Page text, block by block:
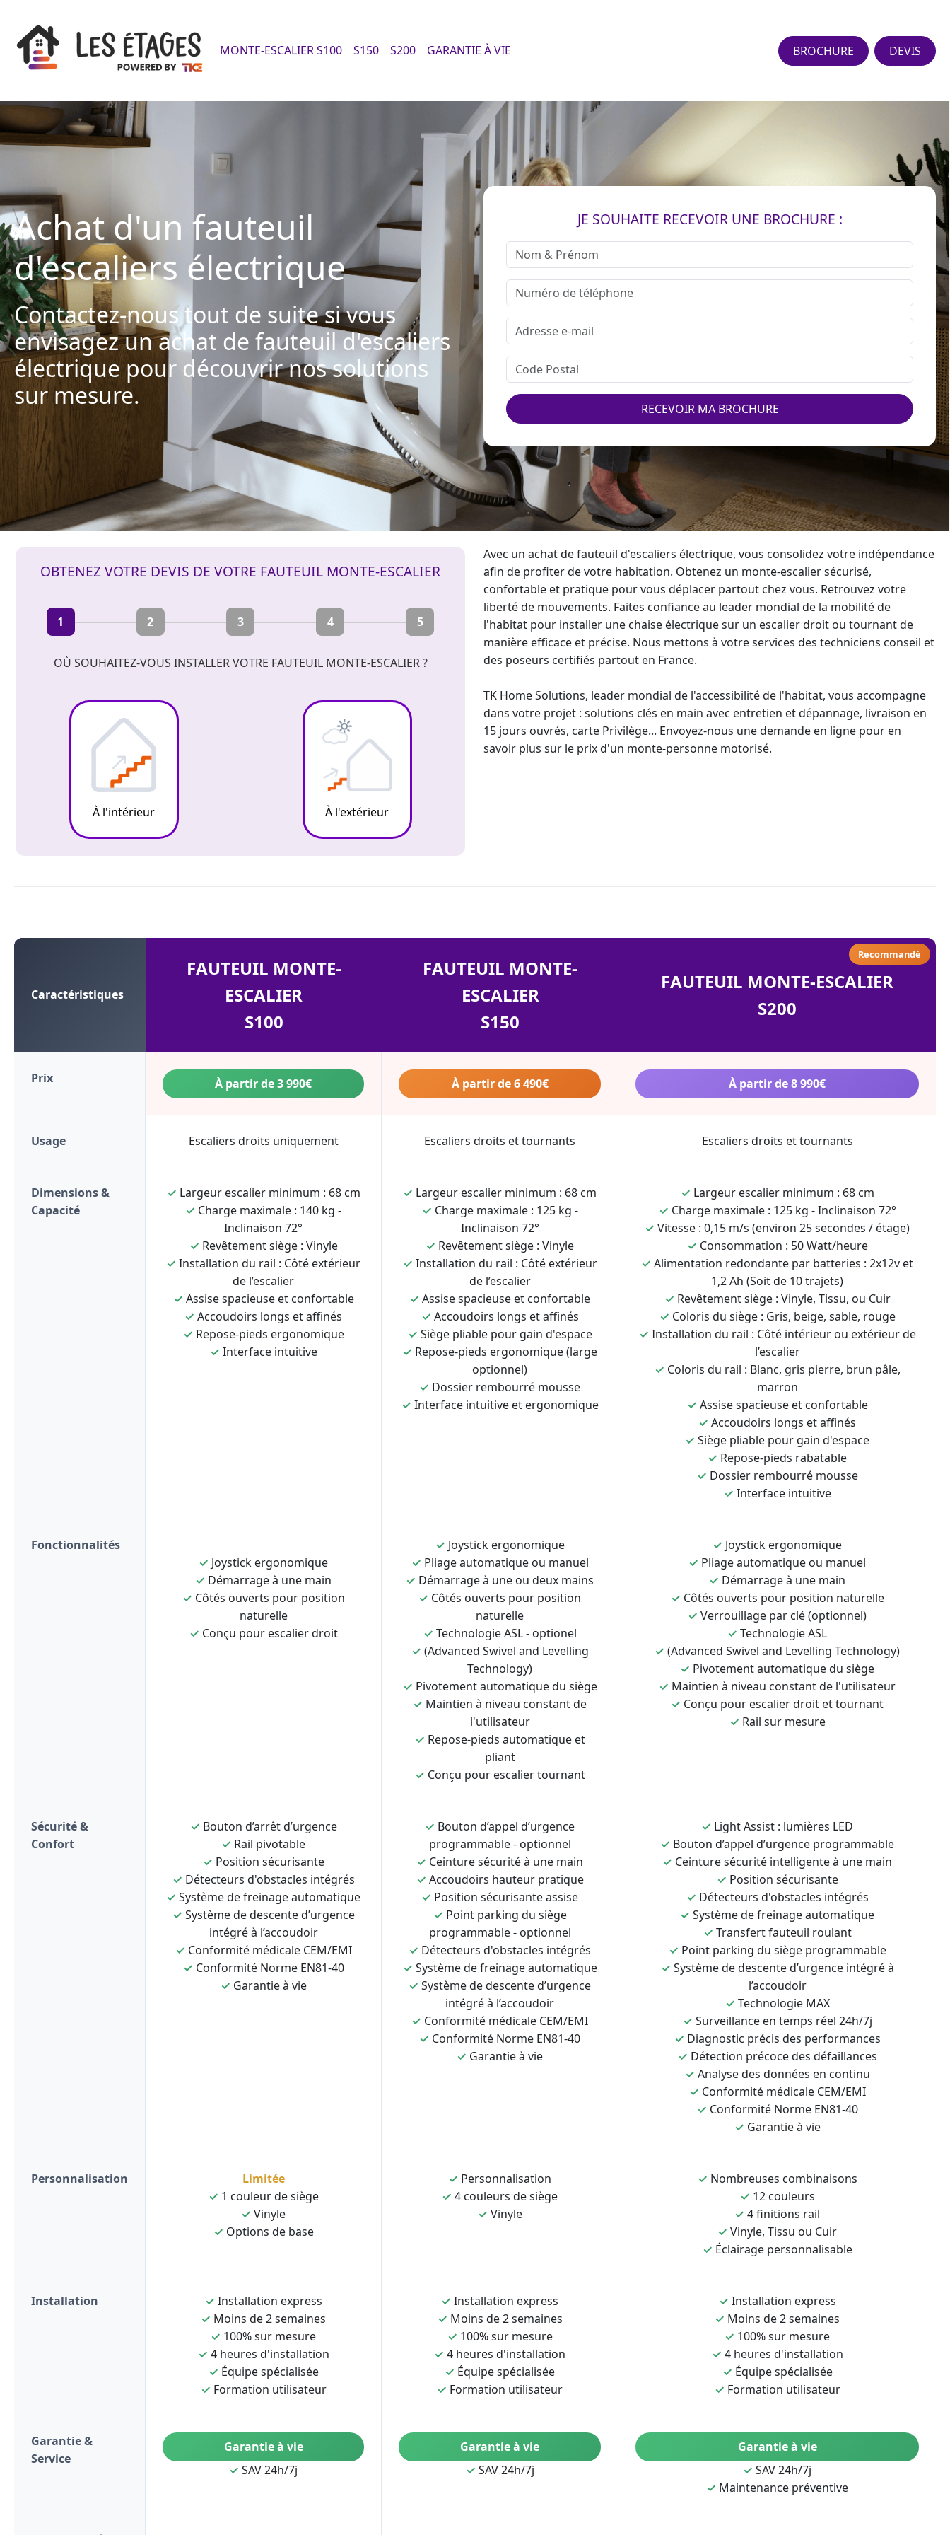
MONTE-ESCALIER S100 S150 S200 GARANTIE À VIE BROCHURE DEVIS
Achat d'un fauteuil
d'escaliers électrique
Contactez-nous tout de suite si vous
envisagez un achat de fauteuil d'escaliers
électrique pour découvrir nos solutions
sur mesure.
JE SOUHAITE RECEVOIR UNE BROCHURE :
RECEVOIR MA BROCHURE
OBTENEZ VOTRE DEVIS DE VOTRE FAUTEUIL MONTE-ESCALIER
1 2 3 4 5
OÙ SOUHAITEZ-VOUS INSTALLER VOTRE FAUTEUIL MONTE-ESCALIER ?
À l'intérieur À l'extérieur
Avec un achat de fauteuil d'escaliers électrique, vous consolidez votre indépendance
afin de profiter de votre habitation. Obtenez un monte-escaliersécurisé,
confortable et pratique pour vous déplacer partout chez vous. Retrouvez votre
liberté de mouvements. Faites confiance au leader mondial de la mobilité de
l'habitat pour installer une chaise électrique sur un escalierdroit ou tournant de
manière efficace et précise. Nous mettons à votre services des techniciens conseil et
des poseurs certifiés partout en France.
TK Home Solutions, leader mondial de l'accessibilité de l'habitat, vous accompagne
dans votre projet : solutions clés en main avec entretien et dépannage, livraison en
15 jours ouvrés, carte Privilège... Envoyez-nous une demande en ligne pour en
savoir plus sur le prix d'un monte-personne motorisé.
Caractéristiques
FAUTEUIL MONTE-
ESCALIER
S100
FAUTEUIL MONTE-
ESCALIER
S150
FAUTEUIL MONTE-ESCALIER
S200
Recommandé
Prix À partir de 3 990€ À partir de 6 490€ À partir de 8 990€
Usage Escaliers droits uniquement Escaliers droits et tournants Escaliers droits et tournants
Dimensions &
Capacité
✓ Largeur escalier minimum : 68 cm
✓ Charge maximale : 140 kg -
Inclinaison 72°
✓ Revêtement siège : Vinyle
✓ Installation du rail : Côté extérieur
de l’escalier
✓ Assise spacieuse et confortable
✓ Accoudoirs longs et affinés
✓ Repose-pieds ergonomique
✓ Interface intuitive
✓ Largeur escalier minimum : 68 cm
✓ Charge maximale : 125 kg -
Inclinaison 72°
✓ Revêtement siège : Vinyle
✓ Installation du rail : Côté extérieur
de l’escalier
✓ Assise spacieuse et confortable
✓ Accoudoirs longs et affinés
✓ Siège pliable pour gain d'espace
✓ Repose-pieds ergonomique (large
optionnel)
✓ Dossier rembourré mousse
✓ Interface intuitive et ergonomique
✓ Largeur escalier minimum : 68 cm
✓ Charge maximale : 125 kg - Inclinaison 72°
✓ Vitesse : 0,15 m/s (environ 25 secondes / étage)
✓ Consommation : 50 Watt/heure
✓ Alimentation redondante par batteries : 2x12v et
1,2 Ah (Soit de 10 trajets)
✓ Revêtement siège : Vinyle, Tissu, ou Cuir
✓ Coloris du siège : Gris, beige, sable, rouge
✓ Installation du rail : Côté intérieur ou extérieur de
l’escalier
✓ Coloris du rail : Blanc, gris pierre, brun pâle,
marron
✓ Assise spacieuse et confortable
✓ Accoudoirs longs et affinés
✓ Siège pliable pour gain d'espace
✓ Repose-pieds rabatable
✓ Dossier rembourré mousse
✓ Interface intuitive
Fonctionnalités
✓ Joystick ergonomique
✓ Démarrage à une main
✓ Côtés ouverts pour position
naturelle
✓ Conçu pour escalier droit
✓ Joystick ergonomique
✓ Pliage automatique ou manuel
✓ Démarrage à une ou deux mains
✓ Côtés ouverts pour position
naturelle
✓ Technologie ASL - optionel
✓ (Advanced Swivel and Levelling
Technology)
✓ Pivotement automatique du siège
✓ Maintien à niveau constant de
l'utilisateur
✓ Repose-pieds automatique et
pliant
✓ Conçu pour escalier tournant
✓ Joystick ergonomique
✓ Pliage automatique ou manuel
✓ Démarrage à une main
✓ Côtés ouverts pour position naturelle
✓ Verrouillage par clé (optionnel)
✓ Technologie ASL
✓ (Advanced Swivel and Levelling Technology)
✓ Pivotement automatique du siège
✓ Maintien à niveau constant de l'utilisateur
✓ Conçu pour escalier droit et tournant
✓ Rail sur mesure
Sécurité &
Confort
✓ Bouton d’arrêt d’urgence
✓ Rail pivotable
✓ Position sécurisante
✓ Détecteurs d'obstacles intégrés
✓ Système de freinage automatique
✓ Système de descente d’urgence
intégré à l’accoudoir
✓ Conformité médicale CEM/EMI
✓ Conformité Norme EN81-40
✓ Garantie à vie
✓ Bouton d’appel d’urgence
programmable - optionnel
✓ Ceinture sécurité à une main
✓ Accoudoirs hauteur pratique
✓ Position sécurisante assise
✓ Point parking du siège
programmable - optionnel
✓ Détecteurs d'obstacles intégrés
✓ Système de freinage automatique
✓ Système de descente d’urgence
intégré à l’accoudoir
✓ Conformité médicale CEM/EMI
✓ Conformité Norme EN81-40
✓ Garantie à vie
✓ Light Assist : lumières LED
✓ Bouton d’appel d’urgence programmable
✓ Ceinture sécurité intelligente à une main
✓ Position sécurisante
✓ Détecteurs d'obstacles intégrés
✓ Système de freinage automatique
✓ Transfert fauteuil roulant
✓ Point parking du siège programmable
✓ Système de descente d’urgence intégré à
l’accoudoir
✓ Technologie MAX
✓ Surveillance en temps réel 24h/7j
✓ Diagnostic précis des performances
✓ Détection précoce des défaillances
✓ Analyse des données en continu
✓ Conformité médicale CEM/EMI
✓ Conformité Norme EN81-40
✓ Garantie à vie
Personnalisation
Limitée
✓ 1 couleur de siège
✓ Vinyle
✓ Options de base
✓ Personnalisation
✓ 4 couleurs de siège
✓ Vinyle
✓ Nombreuses combinaisons
✓ 12 couleurs
✓ 4 finitions rail
✓ Vinyle, Tissu ou Cuir
✓ Éclairage personnalisable
Installation ✓ Installation express
✓ Moins de 2 semaines
✓ 100% sur mesure
✓ 4 heures d'installation
✓ Équipe spécialisée
✓ Formation utilisateur
✓ Installation express
✓ Moins de 2 semaines
✓ 100% sur mesure
✓ 4 heures d'installation
✓ Équipe spécialisée
✓ Formation utilisateur
✓ Installation express
✓ Moins de 2 semaines
✓ 100% sur mesure
✓ 4 heures d'installation
✓ Équipe spécialisée
✓ Formation utilisateur
Garantie &
Service
Garantie à vie
✓ SAV 24h/7j
Garantie à vie
✓ SAV 24h/7j
Garantie à vie
✓ SAV 24h/7j
✓ Maintenance préventive